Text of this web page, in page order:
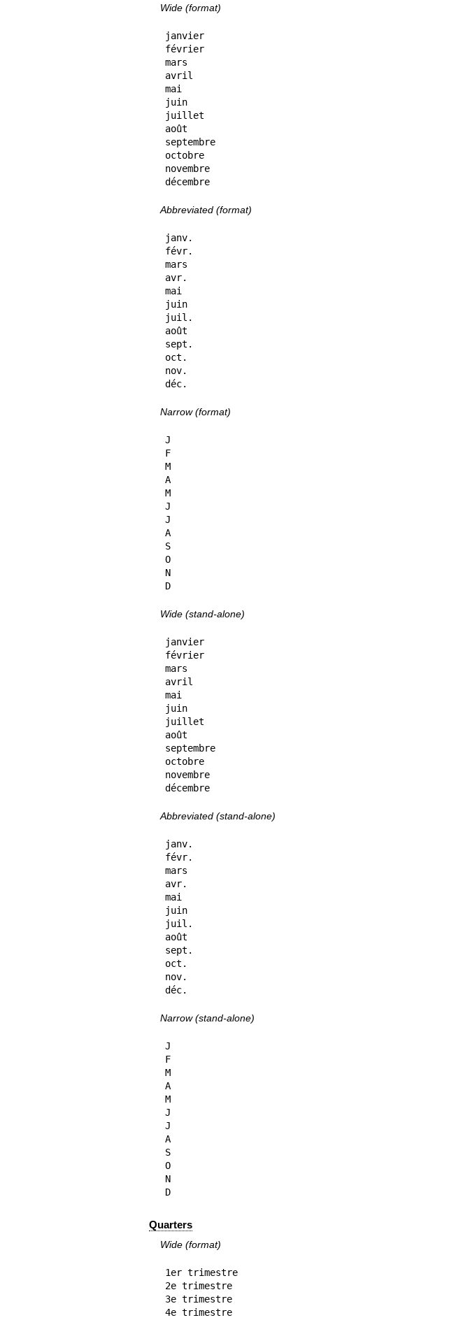
Wide (format)
janvier
février
mars
avril
mai
juin
juillet
août
septembre
octobre
novembre
décembre
Abbreviated (format)
janv.
févr.
mars
avr.
mai
juin
juil.
août
sept.
oct.
nov.
déc.
Narrow (format)
J
F
M
A
M
J
J
A
S
O
N
D
Wide (stand-alone)
janvier
février
mars
avril
mai
juin
juillet
août
septembre
octobre
novembre
décembre
Abbreviated (stand-alone)
janv.
févr.
mars
avr.
mai
juin
juil.
août
sept.
oct.
nov.
déc.
Narrow (stand-alone)
J
F
M
A
M
J
J
A
S
O
N
D
Quarters
Wide (format)
1er trimestre
2e trimestre
3e trimestre
4e trimestre